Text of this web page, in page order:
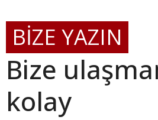
BİZE YAZIN
Bize
kolay